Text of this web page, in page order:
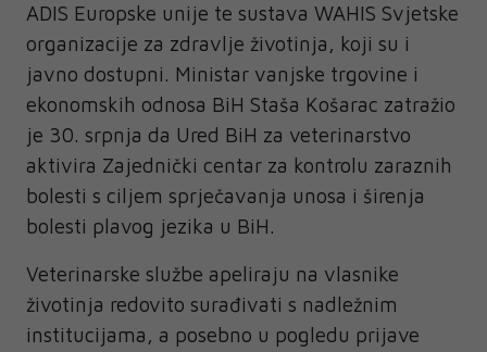
ADIS Europske unije te sustava WAHIS Svjetske
organizacije za zdravlje životinja, koji su i
javno dostupni. Ministar vanjske trgovine i
ekonomskih odnosa BiH Staša Košarac zatražio
je 30. srpnja da Ured BiH za veterinarstvo
aktivira Zajednički centar za kontrolu zaraznih
bolesti s ciljem sprječavanja unosa i širenja
bolesti plavog jezika u BiH.
Veterinarske službe apeliraju na vlasnike
životinja redovito surađivati s nadležnim
institucijama, a posebno u pogledu prijave